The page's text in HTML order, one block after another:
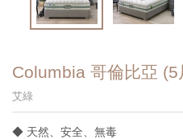
Columbia 哥倫比亞 (5
艾綠
◆ 天然、安全、無毒